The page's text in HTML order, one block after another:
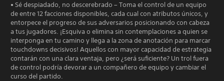
• Sé despiadado, no descerebrado – Toma el control de un equipo
de entre 12 facciones disponibles, cada cual con atributos únicos, y
entorpece el progreso de sus adversarios posicionando con cabeza
a tus jugadores. ¡Esquiva o elimina sin contemplaciones a quien se
interponga en tu camino y llega a la zona de anotación para marcar
touchdowns decisivos! Aquellos con mayor capacidad de estrategia
contarán con una clara ventaja, pero ¿será suficiente? Un trol fuera
de control podría devorar a un compañero de equipo y cambiar el
curso del partido.